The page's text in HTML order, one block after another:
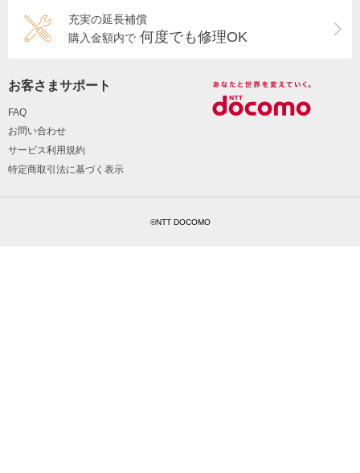
充実の延長補償
購入金額内で 何度でも修理OK
お客さまサポート
FAQ
お問い合わせ
サービス利用規約
特定商取引法に基づく表示
©NTT DOCOMO